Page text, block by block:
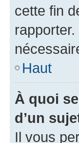
cette fin
Haut
À quoi
d’un
Il vous